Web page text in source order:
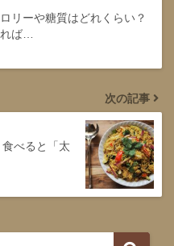
リーや糖質はどれくらい？
ば…
次の記事
べると「太